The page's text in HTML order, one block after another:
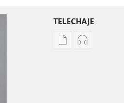
TELECHAJE
OpsyonOpsyon